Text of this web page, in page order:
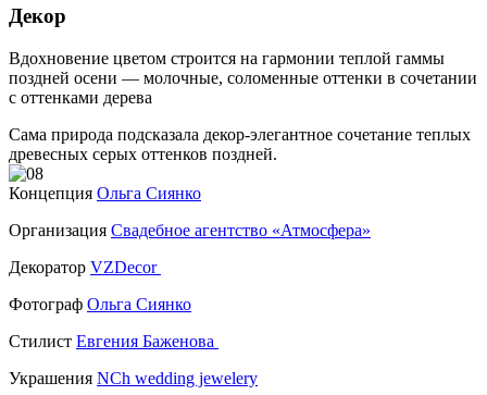
Декор
Вдохновение цветом строится на гармонии теплой гаммы
поздней осени — молочные, соломенные оттенки в сочетании
с оттенками дерева
Сама природа подсказала декор-элегантное сочетание теплых
древесных серых оттенков поздней.
Концепция Ольга Сиянко
Организация Свадебное агентство «Атмосфера»
Декоратор VZDecor
Фотограф Ольга Сиянко
Стилист Евгения Баженова
Украшения NCh wedding jewelery